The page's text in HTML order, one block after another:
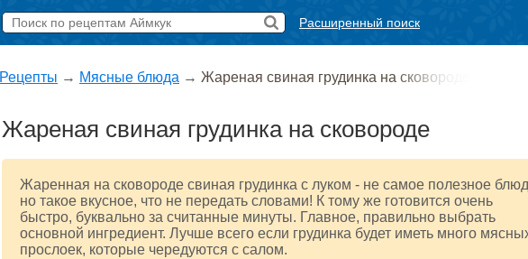
Расширенный поиск
Рецепты → Мясные блюда → Жареная свиная грудинка на сковороде
Жареная свиная грудинка на сковороде
Жаренная на сковороде свиная грудинка с луком - не самое полезное
но такое вкусное, что не передать словами! К тому же готовится очень
быстро, буквально за считанные минуты. Главное, правильно выбрать
основной ингредиент. Лучше всего если грудинка будет иметь много
прослоек, которые чередуются с салом.